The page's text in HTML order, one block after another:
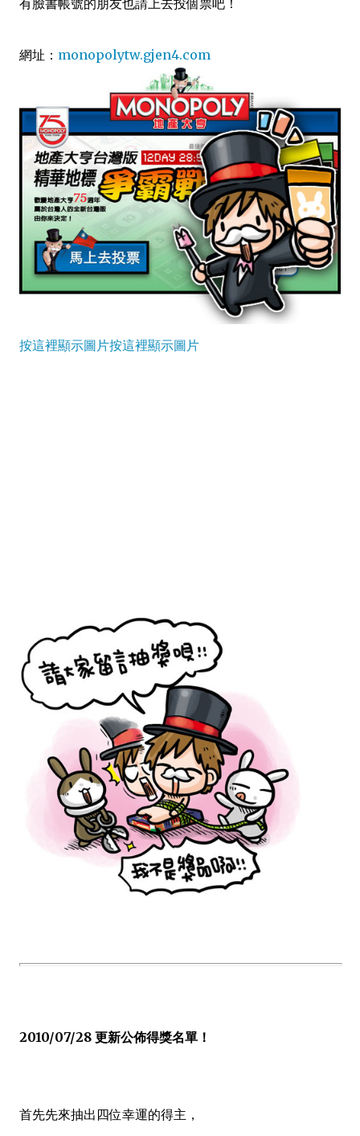
網址： monopolytw.gjen4.com
按這裡顯示圖片按這裡顯示圖片
2010/07/28 更新公佈得獎名單！
首先先來抽出四位幸運的得主，